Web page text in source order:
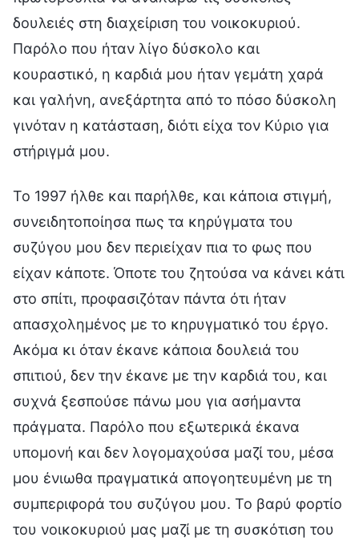
δουλειές στη διαχείριση του νοικοκυριού.
Παρόλο που ήταν λίγο δύσκολο και
κουραστικό, η καρδιά μου ήταν γεμάτη χαρά
και γαλήνη, ανεξάρτητα από το πόσο δύσκολη
γινόταν η κατάσταση, διότι είχα τον Κύριο για
στήριγμά μου.
To 1997 ήλθε και παρήλθε, και κάποια στιγμή,
συνειδητοποίησα πως τα κηρύγματα του
συζύγου μου δεν περιείχαν πια το φως που
είχαν κάποτε. Όποτε του ζητούσα να κάνει κάτι
στο σπίτι, προφασιζόταν πάντα ότι ήταν
απασχολημένος με το κηρυγματικό του έργο.
Ακόμα κι όταν έκανε κάποια δουλειά του
σπιτιού, δεν την έκανε με την καρδιά του, και
συχνά ξεσπούσε πάνω μου για ασήμαντα
πράγματα. Παρόλο που εξωτερικά έκανα
υπομονή και δεν λογομαχούσα μαζί του, μέσα
μου ένιωθα πραγματικά απογοητευμένη με τη
συμπεριφορά του συζύγου μου. Το βαρύ φορτίο
του νοικοκυριού μας μαζί με τη συσκότιση του